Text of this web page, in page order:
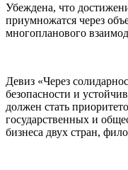
Убеждена, что
приумножатся через
многопланового
Девиз «Через
безопасности и
должен стать
государственных и
бизнеса двух стран,